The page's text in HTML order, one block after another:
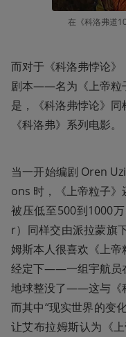
在《科洛弗道
而对于《科洛弗悖论
剧本——名为《上帝粒
是，《科洛弗悖论》
《科洛弗》系列电影。
当一开始编剧 Oren
ons 时，《上帝粒子
被压低至500到1000
r）同样交由派拉蒙旗
姆斯本人很喜欢《上
经定下——一组宇航员
地球整没了——这与《
而其中“现实世界的变
让艾布拉姆斯认为《